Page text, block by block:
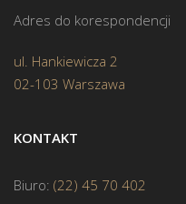
Adres do korespondencji
ul. Hankiewicza 2
02-103 Warszawa
KONTAKT
Biuro: (22) 45 70 402